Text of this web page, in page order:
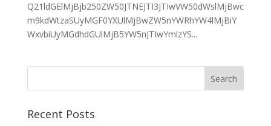
Q21ldGElMjBjb250ZW50JTNEJTI3JTIwVW50dWslMjBwc
m9kdWtzaSUyMGF0YXUlMjBwZW5nYWRhYW4lMjBiY
WxvbiUyMGdhdGUlMjB5YW5nJTIwYmlzYS...
Recent Posts